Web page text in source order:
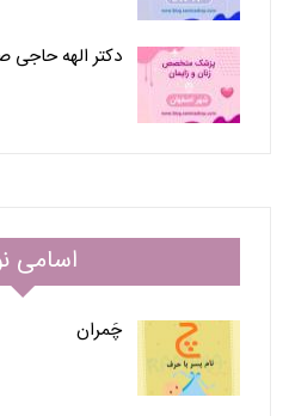
دکتر الهه حاجی
اسامی
چَمران